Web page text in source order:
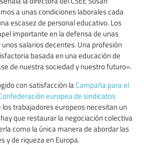
a unas condiciones laborales cada
escasez de personal educativo. Los
importante en la defensa de unas
salarios decentes. Una profesión
basada en una educación de
de nuestra sociedad y nuestro futuro».
con satisfacción la Campaña para el
europea de sindicatos
los trabajadores europeos necesitan un
que restaurar la negociación colectiva
como la única manera de abordar las
y de riqueza en Europa.